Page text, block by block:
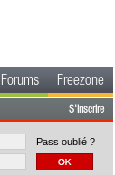
Forums Freezone
S'inscrire
Pass oublié ?